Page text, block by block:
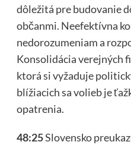
dôležitá pre budovanie
občanmi. Neefektívna
nedorozumeniam a
Konsolidácia verejných
ktorá si vyžaduje
blížiacich sa volieb je
opatrenia.
48:25Slovensko